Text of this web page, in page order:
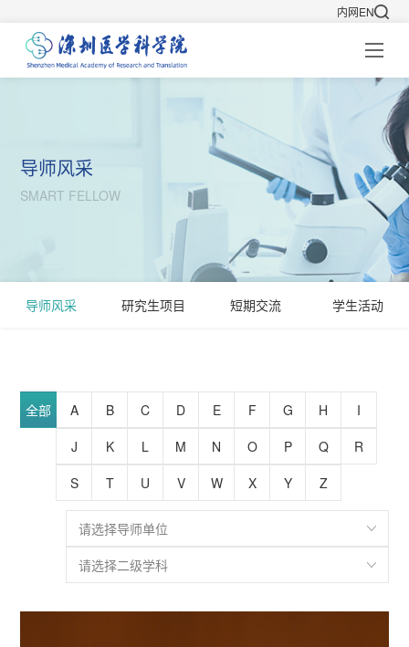
内网EN
导师风采
SMART FELLOW
导师风采 研究生项目 短期交流 学生活动
全部 A B C D E F G H
I
J
K L M N O P Q
R
S
T U V W X Y Z
请选择导师单位
请选择二级学科